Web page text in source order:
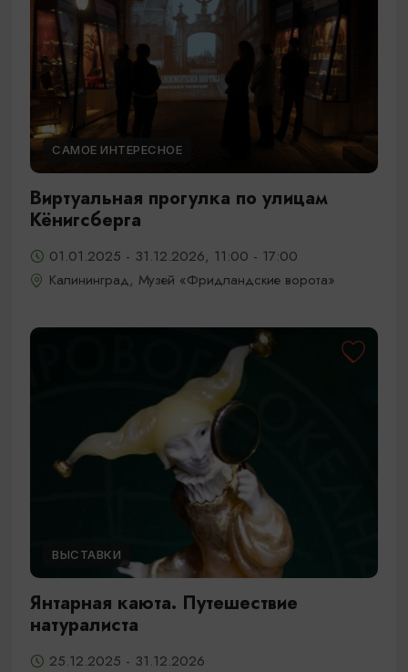
САМОЕ ИНТЕРЕСНОЕ
Виртуальная прогулка по улицам
Кёнигсберга
01.01.2025 - 31.12.2026, 11:00 - 17:00
Калининград, Музей «Фридландские ворота»
ВЫСТАВКИ
Янтарная каюта. Путешествие
натуралиста
25.12.2025 - 31.12.2026